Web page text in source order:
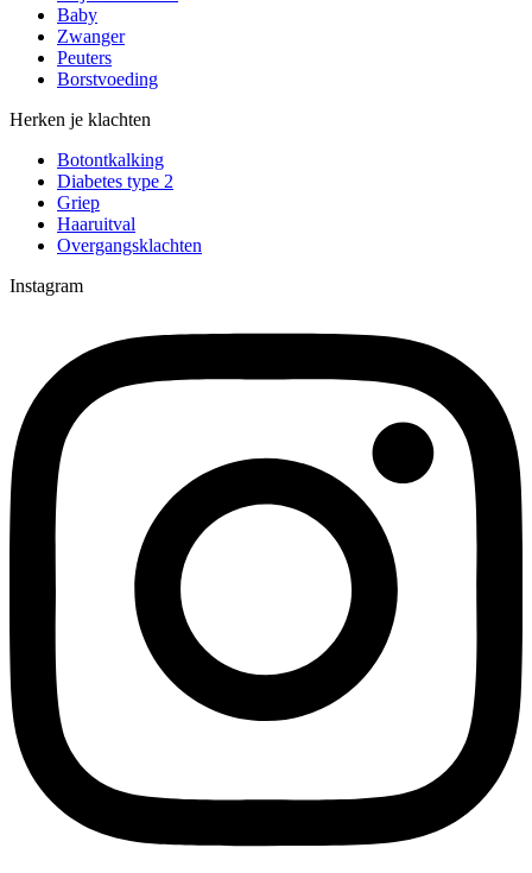
Baby
Zwanger
Peuters
Borstvoeding
Herken je klachten
Botontkalking
Diabetes type 2
Griep
Haaruitval
Overgangsklachten
Instagram